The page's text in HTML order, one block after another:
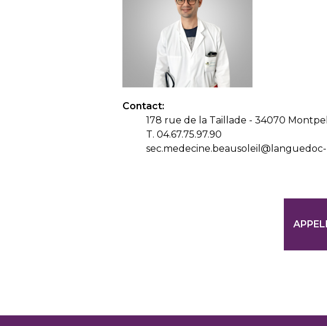
Contact:
178 rue de la Taillade - 34070
T. 04.67.75.97.90